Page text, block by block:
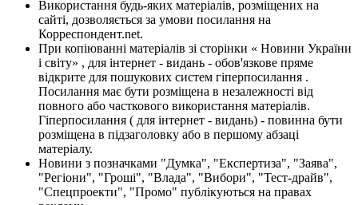
Використання будь-яких матеріалів, розміщених на
сайті, дозволяється за умови посилання на
Корреспондент.net.
При копіюванні матеріалів зі сторінки « Новини України
і світу» , для інтернет - видань - обов'язкове пряме
відкрите для пошукових систем гіперпосилання .
Посилання має бути розміщена в незалежності від
повного або часткового використання матеріалів.
Гіперпосилання ( для інтернет - видань) - повинна бути
розміщена в підзаголовку або в першому абзаці
матеріалу.
Новини з позначками "Думка", "Експертиза", "Заява",
"Регіони", "Гроші", "Влада", "Вибори", "Тест-драйв",
"Спецпроекти", "Промо" публікуються на правах